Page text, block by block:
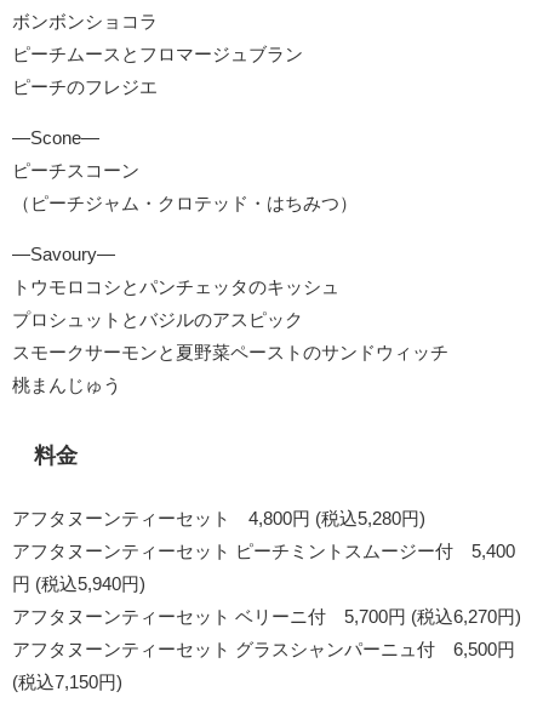
ボンボンショコラ
ピーチムースとフロマージュブラン
ピーチのフレジエ
―Scone―
ピーチスコーン
（ピーチジャム・クロテッド・はちみつ）
―Savoury―
トウモロコシとパンチェッタのキッシュ
プロシュットとバジルのアスピック
スモークサーモンと夏野菜ペーストのサンドウィッチ
桃まんじゅう
料金
アフタヌーンティーセット 4,800円 (税込5,280円)
アフタヌーンティーセット ピーチミントスムージー付 5,400
円 (税込5,940円)
アフタヌーンティーセット ベリーニ付 5,700円 (税込6,270円)
アフタヌーンティーセット グラスシャンパーニュ付 6,500円
(税込7,150円)